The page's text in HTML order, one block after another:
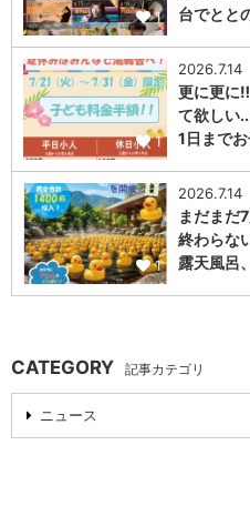
1
台でとと
1
2026.7.14
更に更に
て欲しい
1日まで
1
2026.7.14
まだまだ
終わらな
露天風呂
CATEGORY 記事カテゴリ
ニュース